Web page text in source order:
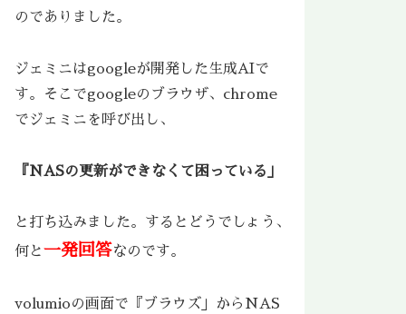
のでありました。
ジェミニはgoogleが開発した生成AIで
す。そこでgoogleのブラウザ、chrome
でジェミニを呼び出し、
『NASの更新ができなくて困っている」
と打ち込みました。するとどうでしょう、
何と一発回答なのです。
volumioの画面で『ブラウズ」からNAS